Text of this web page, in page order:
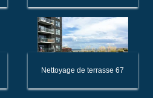
Nettoyage de terrasse 67